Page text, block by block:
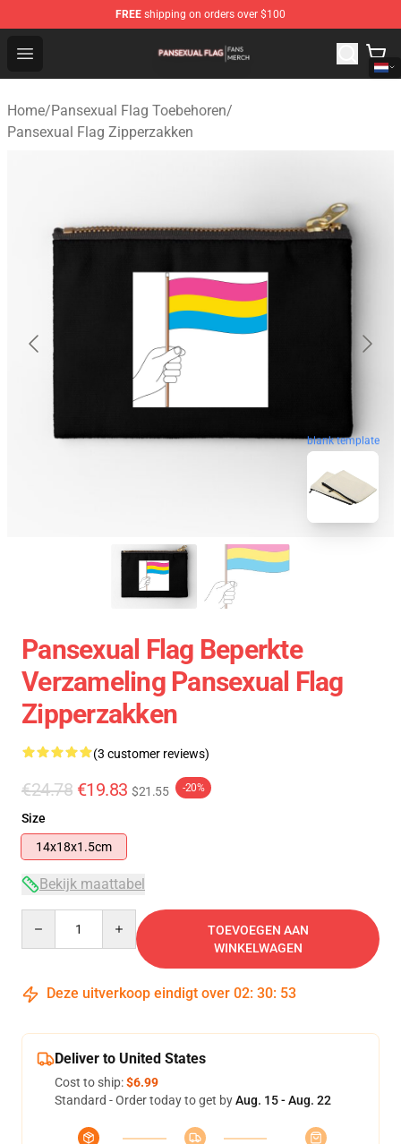
FREE shipping on orders over $100
Open menu
Pansexual Flag Shop - Official Pansexual Flag
Home/Pansexual Flag Toebehoren/
Pansexual Flag Zipperzakken
blank template
Pansexual Flag Beperkte
Verzameling Pansexual Flag
Zipperzakken
(3 customer reviews)
€24.78 €19.83 $21.55 -20%
Size
14x18x1.5cm
Bekijk maattabel
TOEVOEGEN AAN
WINKELWAGEN
Deze uitverkoop eindigt over 02: 30: 53
Deliver to United States
Cost to ship:$6.99
Standard - Order today to get byAug. 15 - Aug. 22